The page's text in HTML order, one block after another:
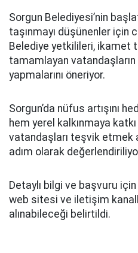
Sorgun Belediyesi’nin
taşınmayı düşünenler için
Belediye yetkilileri, ikamet
tamamlayan vatandaşların
yapmalarını öneriyor.
Sorgun’da nüfus artışını
hem yerel kalkınmaya
vatandaşları teşvik etmek
adım olarak
Detaylı bilgi ve başvuru
web sitesi ve iletişim
alınabileceği belirtildi.